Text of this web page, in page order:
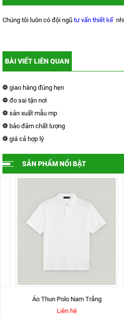
Chúng tôi luôn có đội ngũ tư vấn thiết kế
BÀI VIẾT LIÊN QUAN
giao hàng đúng hẹn
đo sai tận nơi
sản xuất mẫu mp
bảo đảm chất lượng
giá cả hợp lý
SẢN PHẨM NỔI BẬT
Áo Thun Polo Nam Trắng
Liên hệ